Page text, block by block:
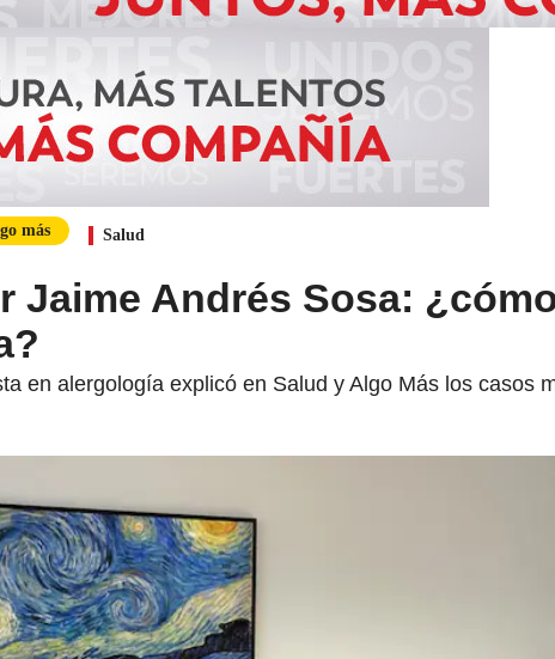
más Salud
Jaime Andrés Sosa:
en alergología explicó en Salud y Algo Más los casos